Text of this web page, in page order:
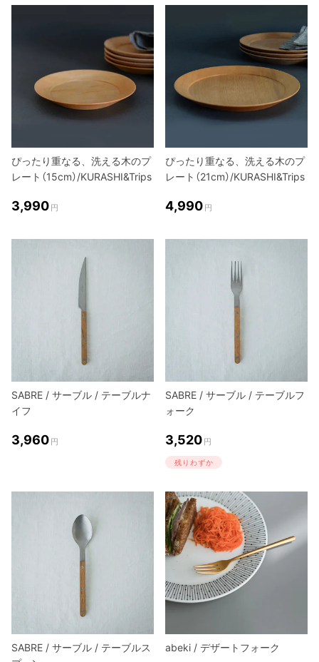
ぴったり重なる、洗える木のプ
レート（15cm）/KURASHI&Trips
3,990 円
ぴったり重なる、洗える木のプ
レート（21cm）/KURASHI&Trips
4,990 円
SABRE / サーブル / テーブルナ
イフ
3,960 円
SABRE / サーブル / テーブルフ
ォーク
3,520 円
残りわずか
SABRE / サーブル / テーブルス
abeki / デザートフォーク